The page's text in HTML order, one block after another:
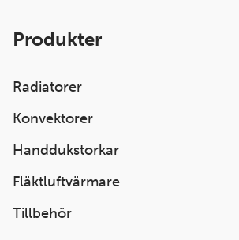
Produkter
Radiatorer
Konvektorer
Handdukstorkar
Fläktluftvärmare
Tillbehör